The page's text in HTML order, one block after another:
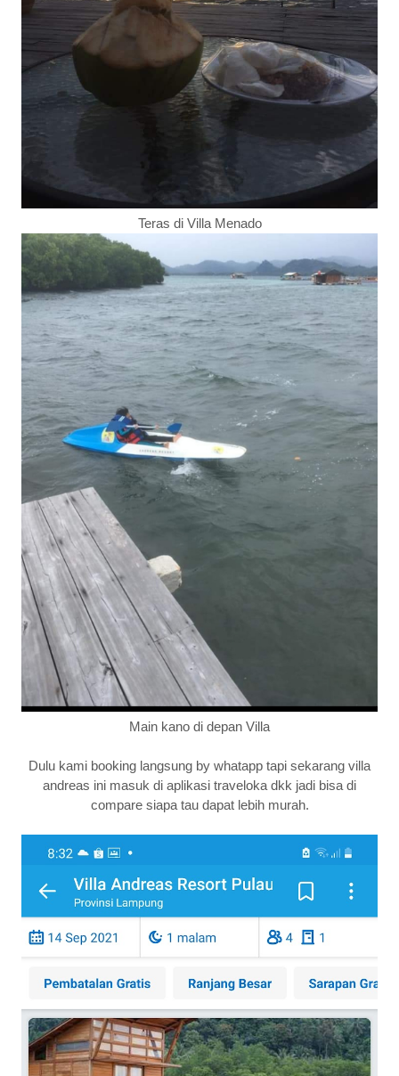
Teras di Villa Menado
Main kano di depan Villa
Dulu kami booking langsung by whatapp tapi sekarang villa
andreas ini masuk di aplikasi traveloka dkk jadi bisa di
compare siapa tau dapat lebih murah.